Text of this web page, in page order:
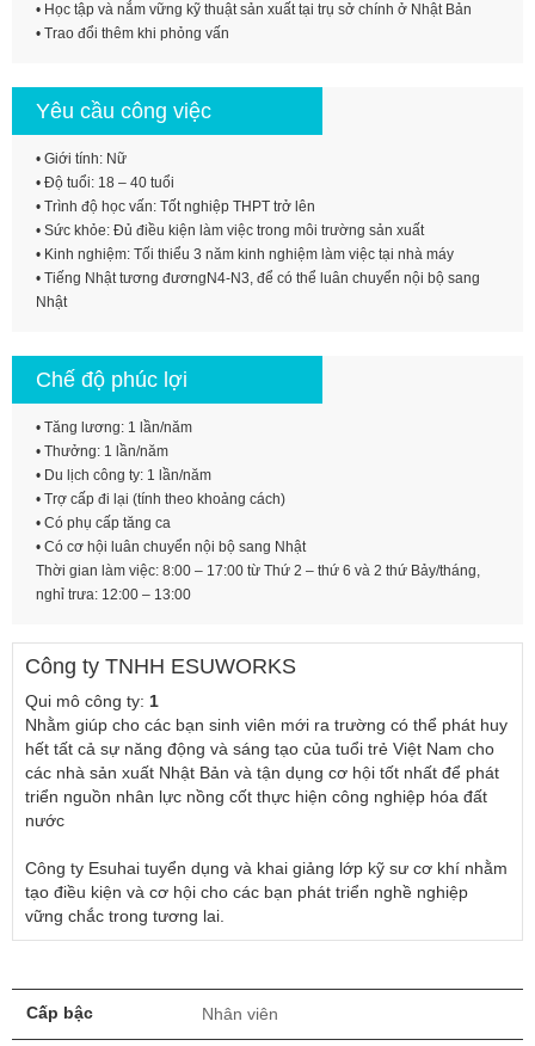
• Học tập và nắm vững kỹ thuật sản xuất tại trụ sở chính ở Nhật Bản
• Trao đổi thêm khi phỏng vấn
Yêu cầu công việc
• Giới tính: Nữ
• Độ tuổi: 18 – 40 tuổi
• Trình độ học vấn: Tốt nghiệp THPT trở lên
• Sức khỏe: Đủ điều kiện làm việc trong môi trường sản xuất
• Kinh nghiệm: Tối thiểu 3 năm kinh nghiệm làm việc tại nhà máy
• Tiếng Nhật tương đươngN4-N3, để có thể luân chuyển nội bộ sang
Nhật
Chế độ phúc lợi
• Tăng lương: 1 lần/năm
• Thưởng: 1 lần/năm
• Du lịch công ty: 1 lần/năm
• Trợ cấp đi lại (tính theo khoảng cách)
• Có phụ cấp tăng ca
• Có cơ hội luân chuyển nội bộ sang Nhật
Thời gian làm việc: 8:00 – 17:00 từ Thứ 2 – thứ 6 và 2 thứ Bảy/tháng,
nghỉ trưa: 12:00 – 13:00
Công ty TNHH ESUWORKS
Qui mô công ty: 1
Nhằm giúp cho các bạn sinh viên mới ra trường có thể phát huy
hết tất cả sự năng động và sáng tạo của tuổi trẻ Việt Nam cho
các nhà sản xuất Nhật Bản và tận dụng cơ hội tốt nhất để phát
triển nguồn nhân lực nồng cốt thực hiện công nghiệp hóa đất
nước
Công ty Esuhai tuyển dụng và khai giảng lớp kỹ sư cơ khí nhằm
tạo điều kiện và cơ hội cho các bạn phát triển nghề nghiệp
vững chắc trong tương lai.
Cấp bậc Nhân viên